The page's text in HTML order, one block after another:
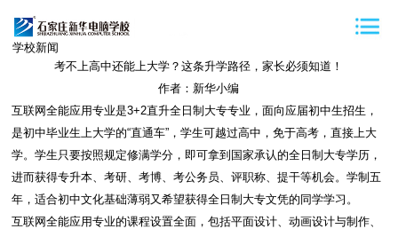
学校新闻
考不上高中还能上大学？这条升学路径，家长必须知道！
作者：新华小编
互联网全能应用专业是3+2直升全日制大专专业，面向应届初中生招生，
是初中毕业生上大学的“直通车”，学生可越过高中，免于高考，直接上大
学。学生只要按照规定修满学分，即可拿到国家承认的全日制大专学历，
进而获得专升本、考研、考博、考公务员、评职称、提干等机会。学制五
年，适合初中文化基础薄弱又希望获得全日制大专文凭的同学学习。
互联网全能应用专业的课程设置全面，包括平面设计、动画设计与制作、